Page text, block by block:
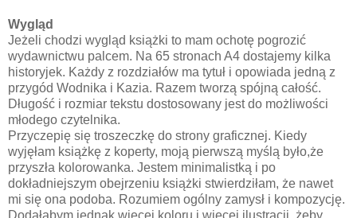
Wygląd
Jeżeli chodzi wygląd książki to mam ochotę pogrozić
wydawnictwu palcem. Na 65 stronach A4 dostajemy kilka
historyjek. Każdy z rozdziałów ma tytuł i opowiada jedną z
przygód Wodnika i Kazia. Razem tworzą spójną całość.
Długość i rozmiar tekstu dostosowany jest do możliwości
młodego czytelnika.
Przyczepię się troszeczkę do strony graficznej. Kiedy
wyjęłam książkę z koperty, moją pierwszą myślą było,że
przyszła kolorowanka. Jestem minimalistką i po
dokładniejszym obejrzeniu książki stwierdziłam, że nawet
mi się ona podoba. Rozumiem ogólny zamysł i kompozycję.
Dodałabym jednak więcej koloru i więcej ilustracji, żeby